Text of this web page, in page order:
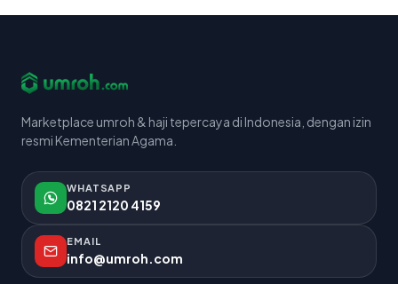
Marketplace umroh & haji tepercaya di Indonesia, dengan izin
resmi Kementerian Agama.
WHATSAPP
0821 2120 4159
EMAIL
info@umroh.com